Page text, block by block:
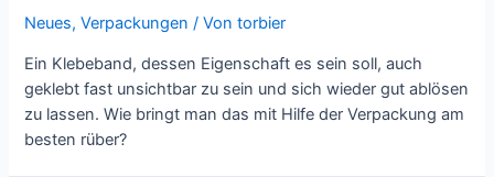
Neues,Verpackungen / Vontorbier
Ein Klebeband, dessen Eigenschaft es sein soll, auch
geklebt fast unsichtbar zu sein und sich wieder gut ablösen
zu lassen. Wie bringt man das mit Hilfe der Verpackung am
besten rüber?